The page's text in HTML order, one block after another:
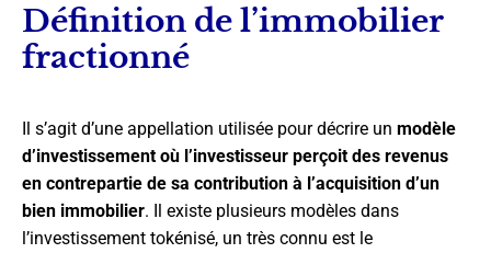
Définition de l’immobilier
fractionné
Il s’agit d’une appellation utilisée pour décrire un modèle
d’investissement où l’investisseur perçoit des revenus
en contrepartie de sa contribution à l’acquisition d’un
bien immobilier. Il existe plusieurs modèles dans
l’investissement tokénisé, un très connu est le